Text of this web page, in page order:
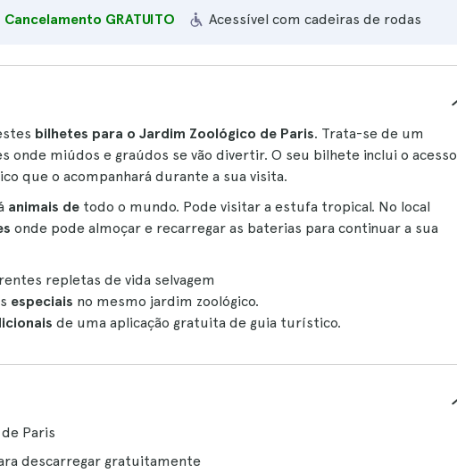
Acessível com cadeiras de rodas
Cancelamento GRATUITO
bilhetes para o Jardim Zoológico de Paris. Trata-se de um
onde miúdos e graúdos se vão divertir. O seu bilhete inclui o acesso
que o acompanhará durante a sua visita.
animais de todo o mundo. Pode visitar a estufa tropical. No local
onde pode almoçar e recarregar as baterias para continuar a sua
repletas de vida selvagem
especiais no mesmo jardim zoológico.
de uma aplicação gratuita de guia turístico.
Paris
descarregar gratuitamente